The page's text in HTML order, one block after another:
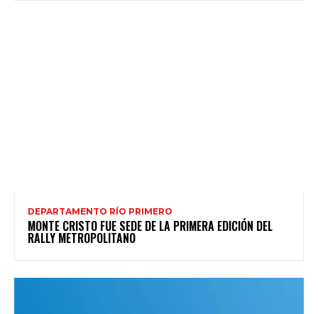
DEPARTAMENTO RÍO PRIMERO
MONTE CRISTO FUE SEDE DE LA PRIMERA EDICIÓN DEL
RALLY METROPOLITANO